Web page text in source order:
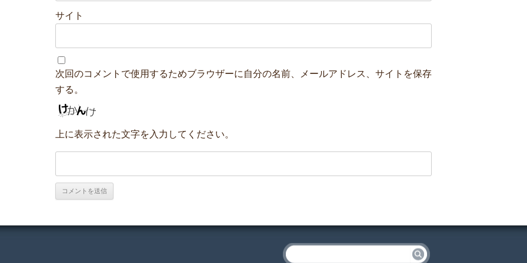
サイト
次回のコメントで使用するためブラウザーに自分の名前、メールアドレス、サイトを保存
する。
上に表示された文字を入力してください。
検
索: